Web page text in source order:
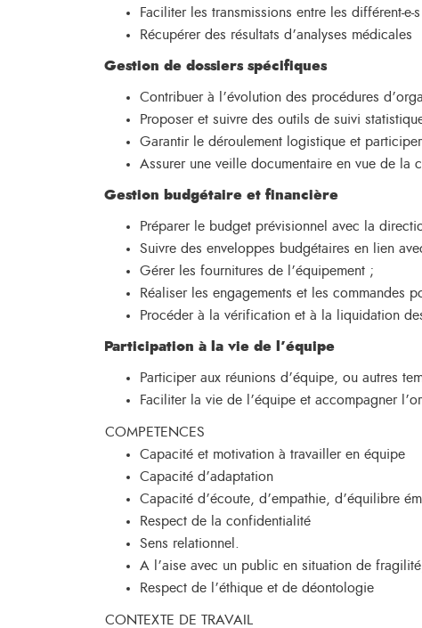
Faciliter les transmissions entre les différent-
Récupérer des résultats d’analyses médicales
Gestion de dossiers spécifiques
Contribuer à l’évolution des procédures
Proposer et suivre des outils de suivi
Garantir le déroulement logistique et
Assurer une veille documentaire en vue de la
Gestion budgétaire et financière
Préparer le budget prévisionnel avec la
Suivre des enveloppes budgétaires en lien
Gérer les fournitures de l’équipement ;
Réaliser les engagements et les commandes
Procéder à la vérification et à la liquidation
Participation à la vie de l’équipe
Participer aux réunions d’équipe, ou autres
Faciliter la vie de l’équipe et accompagner
COMPETENCES
Capacité et motivation à travailler en équipe
Capacité d’adaptation
Capacité d’écoute, d’empathie, d’équilibre
Respect de la confidentialité
Sens relationnel.
A l’aise avec un public en situation de
Respect de l’éthique et de déontologie
CONTEXTE DE TRAVAIL